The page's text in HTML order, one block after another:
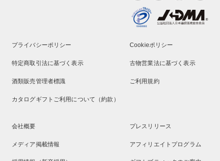
プライバシーポリシー Cookieポリシー
特定商取引法に基づく表示 古物営業法に基づく表示
酒類販売管理者標識 ご利用規約
カタログギフトご利用について（約款）
会社概要 プレスリリース
メディア掲載情報 アフィリエイトプログラム